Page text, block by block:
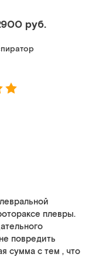
руб.
плевры.
повредить
сумма с тем , что